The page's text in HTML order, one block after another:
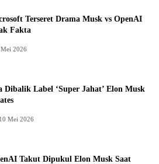
Terseret Drama Musk vs OpenAI
Fakta
2026
Dibalik Label ‘Super Jahat’ Elon Musk
10 Mei 2026
Takut Dipukul Elon Musk Saat